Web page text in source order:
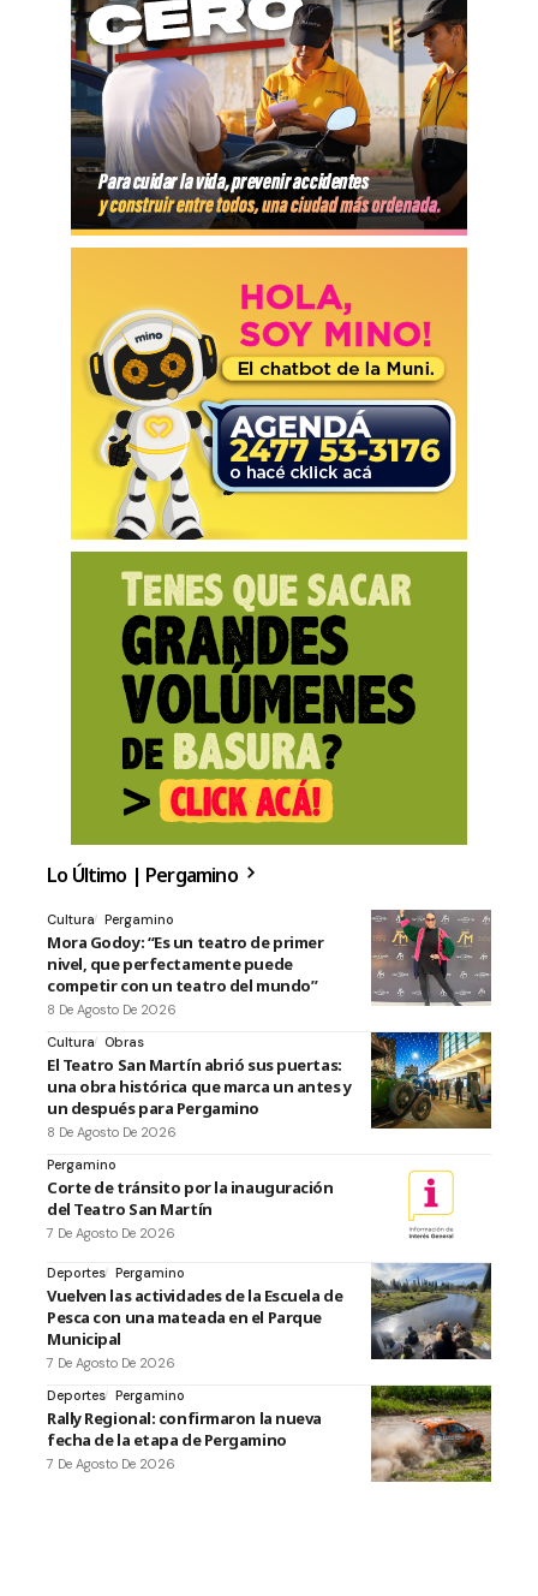
Lo Último | Pergamino
Cultura Pergamino
Mora Godoy: “Es un teatro de primer
nivel, que perfectamente puede
competir con un teatro del mundo”
8 De Agosto De 2026
Cultura Obras
El Teatro San Martín abrió sus puertas:
una obra histórica que marca un antes y
un después para Pergamino
8 De Agosto De 2026
Pergamino
Corte de tránsito por la inauguración
del Teatro San Martín
7 De Agosto De 2026
Deportes Pergamino
Vuelven las actividades de la Escuela de
Pesca con una mateada en el Parque
Municipal
7 De Agosto De 2026
Deportes Pergamino
Rally Regional: confirmaron la nueva
fecha de la etapa de Pergamino
7 De Agosto De 2026